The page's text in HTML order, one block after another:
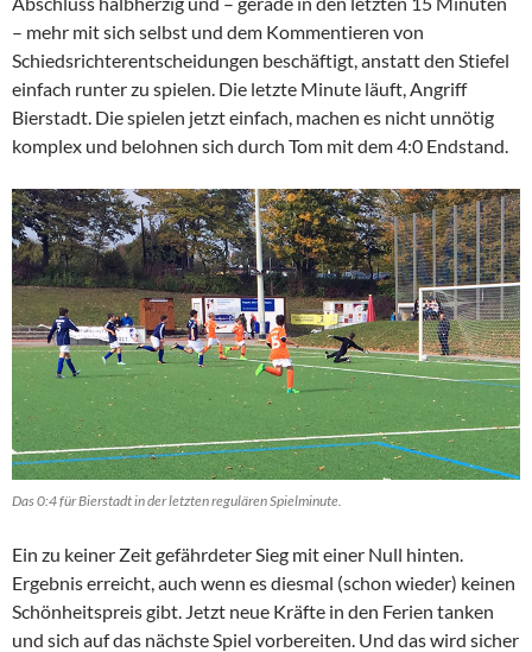
– mehr mit sich selbst und dem Kommentieren von
Schiedsrichterentscheidungen beschäftigt, anstatt den Stiefel
einfach runter zu spielen. Die letzte Minute läuft, Angriff
Bierstadt. Die spielen jetzt einfach, machen es nicht unnötig
komplex und belohnen sich durch Tom mit dem 4:0 Endstand.
Das 0:4 für Bierstadt in der letzten regulären Spielminute.
Ein zu keiner Zeit gefährdeter Sieg mit einer Null hinten.
Ergebnis erreicht, auch wenn es diesmal (schon wieder) keinen
Schönheitspreis gibt. Jetzt neue Kräfte in den Ferien tanken
und sich auf das nächste Spiel vorbereiten. Und das wird sicher